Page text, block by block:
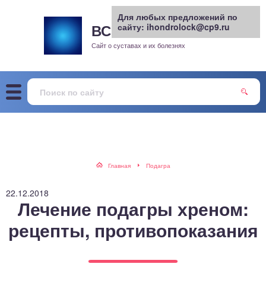
ВСЕ О СУСТАВАХ.РУ
Сайт о суставах и их болезнях
Главная Подагра
22.12.2018
Лечение подагры хреном:
рецепты, противопоказания
Для любых предложений по
сайту: ihondrolock@cp9.ru
сустав